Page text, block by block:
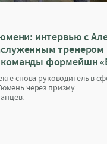
интервью с
тренером
команды формейшн
снова руководитель в
через призму